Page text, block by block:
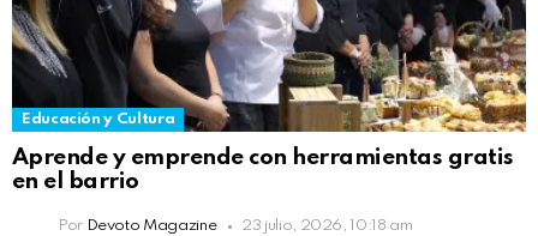
Educación y Cultura
Aprende y emprende con herramientas gratis
en el barrio
Por Devoto Magazine 23 julio, 2026, 10:18 am